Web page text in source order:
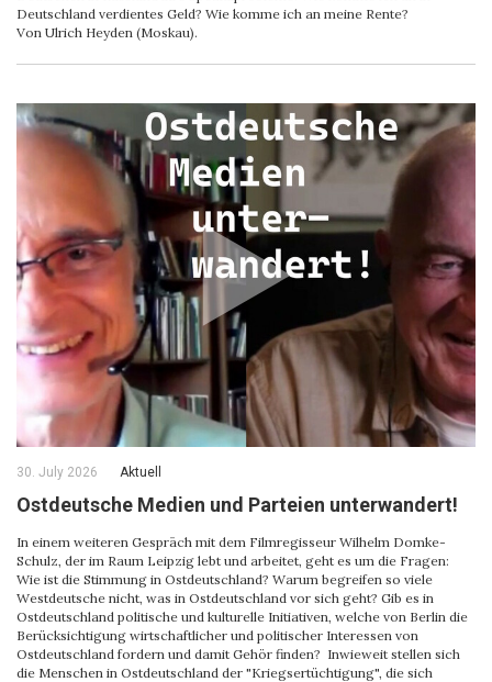
Deutschland verdientes Geld? Wie komme ich an meine Rente?
Von Ulrich Heyden (Moskau).
30. July 2026 Aktuell
Ostdeutsche Medien und Parteien unterwandert!
In einem weiteren Gespräch mit dem Filmregisseur Wilhelm Domke-
Schulz, der im Raum Leipzig lebt und arbeitet, geht es um die Fragen:
Wie ist die Stimmung in Ostdeutschland? Warum begreifen so viele
Westdeutsche nicht, was in Ostdeutschland vor sich geht? Gib es in
Ostdeutschland politische und kulturelle Initiativen, welche von Berlin die
Berücksichtigung wirtschaftlicher und politischer Interessen von
Ostdeutschland fordern und damit Gehör finden? Inwieweit stellen sich
die Menschen in Ostdeutschland der "Kriegsertüchtigung", die sich